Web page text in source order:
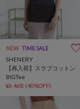
NEW TIME SALE
SHENERY
【再入荷】スラブコットン
BIGTee
¥6,468 (40%OFF)